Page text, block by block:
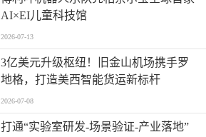
AI×EI儿童科技馆
2026-07-13
​3亿美元升级枢纽！旧金山机场携手罗
地格，打造美西智能货运新标杆
2026-07-08
打通“实验室研发-场景验证-产业落地”